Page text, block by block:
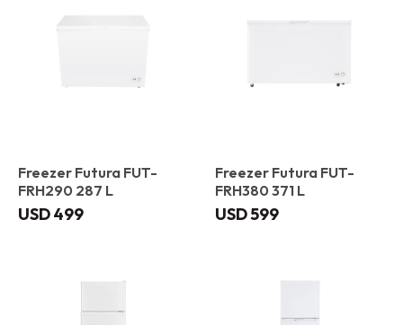
Freezer Futura FUT-
FRH290 287 L
USD499
Freezer Futura FUT-
FRH380 371 L
USD599